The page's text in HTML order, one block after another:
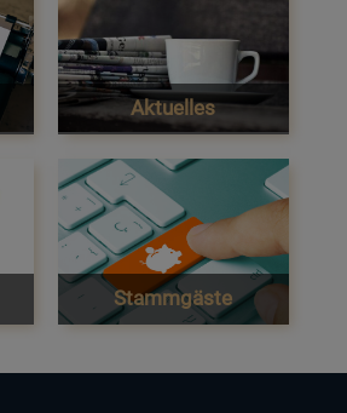
Aktuelles
Stammgäste